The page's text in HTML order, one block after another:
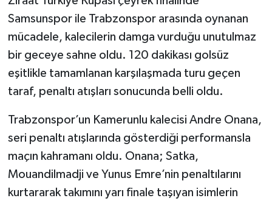
Samsunspor ile Trabzonspor arasında oynanan
mücadele, kalecilerin damga vurduğu unutulmaz
bir geceye sahne oldu. 120 dakikası golsüz
eşitlikle tamamlanan karşılaşmada turu geçen
taraf, penaltı atışları sonucunda belli oldu.
Trabzonspor’un Kamerunlu kalecisi Andre Onana,
seri penaltı atışlarında gösterdiği performansla
maçın kahramanı oldu. Onana; Satka,
Mouandilmadji ve Yunus Emre’nin penaltılarını
kurtararak takımını yarı finale taşıyan isimlerin
Türkiye Basketbol Ligi
Kadınlar Basketbol Ligi
Diğer Basketbol Ligleri
Formula 1
Atletizm